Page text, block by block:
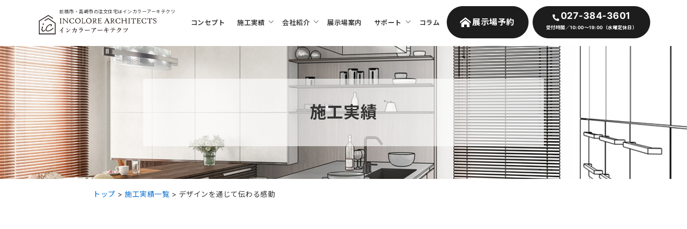
前橋市・高崎市の注文住宅はインカラーアーキテクツ
展示場予約
027-384-3601
受付時間／10:00～19:00（水曜定休日）
コンセプト 施工実績 会社紹介 展⽰場案内 サポート コラム
施工実績
トップ > 施工実績一覧 > デザインを通じて伝わる感動